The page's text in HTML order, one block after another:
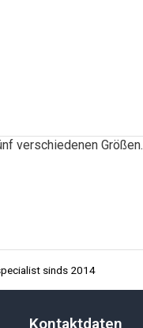
verschiedenen Größen.
sinds 2014
Kontaktdaten